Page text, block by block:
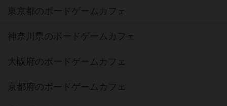
東京都のボードゲームカフェ
神奈川県のボードゲームカフェ
大阪府のボードゲームカフェ
京都府のボードゲームカフェ